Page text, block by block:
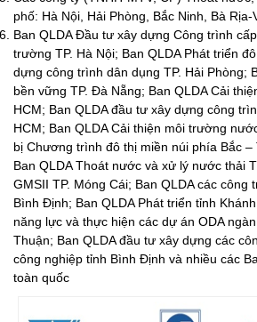
phố: Hà Nội, Hải Phòng, Bắc Ninh, Bà Rịa-
Ban QLDA Đầu tư xây dựng Công trình
trường TP. Hà Nội; Ban QLDA Phát triển
dựng công trình dân dụng TP. Hải Phòng;
bền vững TP. Đà Nẵng; Ban QLDA Cải
HCM; Ban QLDA đầu tư xây dựng công
HCM; Ban QLDA Cải thiện môi trường
bị Chương trình đô thị miền núi phía Bắc –
Ban QLDA Thoát nước và xử lý nước thải
GMSII TP. Móng Cái; Ban QLDA các công
Bình Định; Ban QLDA Phát triển tỉnh
năng lực và thực hiện các dự án ODA
Thuận; Ban QLDA đầu tư xây dựng các
công nghiệp tỉnh Bình Định và nhiều các
toàn quốc